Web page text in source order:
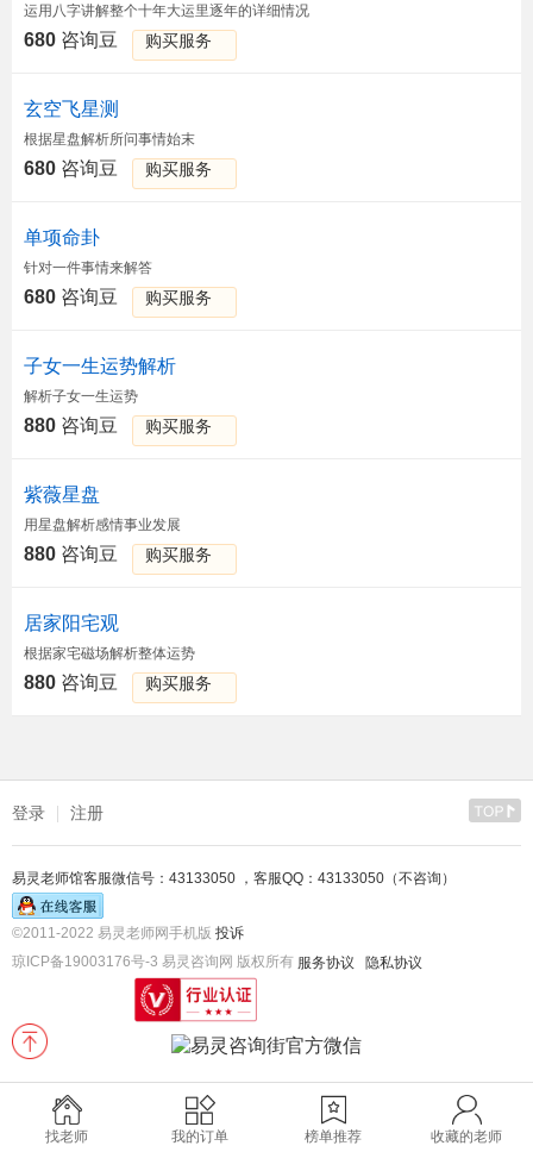
运用八字讲解整个十年大运里逐年的详细情况
680 咨询豆 购买服务
玄空飞星测
根据星盘解析所问事情始末
680 咨询豆 购买服务
单项命卦
针对一件事情来解答
680 咨询豆 购买服务
子女一生运势解析
解析子女一生运势
880 咨询豆 购买服务
紫薇星盘
用星盘解析感情事业发展
880 咨询豆 购买服务
居家阳宅观
根据家宅磁场解析整体运势
880 咨询豆 购买服务
登录 注册
易灵老师馆客服微信号：43133050 ，客服QQ：43133050（不咨询）
©2011-2022 易灵老师网手机版 投诉
琼ICP备19003176号-3 易灵咨询网 版权所有 服务协议 隐私协议
找老师 我的订单 榜单推荐 收藏的老师